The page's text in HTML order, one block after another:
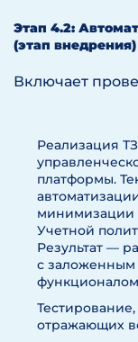
Этап 4.2:
(этап внедрения)
Включает
Реализация
платформы.
минимизации
Учетной
Результат —
с заложенным
отражающих